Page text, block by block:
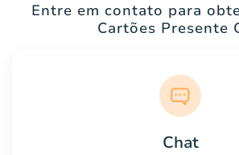
Entre em contato para
Cartões Presente
Chat